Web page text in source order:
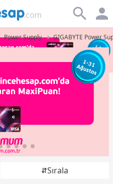
Power Supply GIGABYTE Power
Sırala